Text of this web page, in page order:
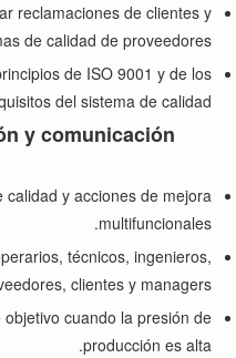
reclamaciones de clientes y
de calidad de proveedores.
de ISO 9001 y de los
del sistema de calidad.
y comunicación
y acciones de mejora
multifuncionales.
técnicos, ingenieros,
clientes y managers.
cuando la presión de
producción es alta.